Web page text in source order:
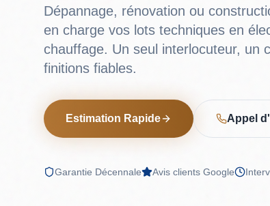
Dépannage, rénovation ou
en charge vos lots techniques en
chauffage. Un seul interlocuteur, un
finitions fiables.
Estimation Rapide Appel
Garantie Décennale Avis clients Google